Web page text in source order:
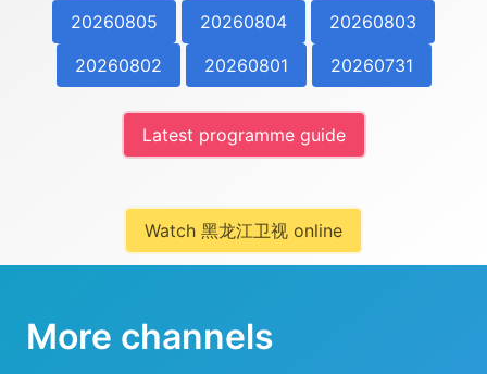
20260805 20260804
20260803
20260802
20260801 20260731
Latest programme guide
Watch 黑龙江卫视 online
More channels